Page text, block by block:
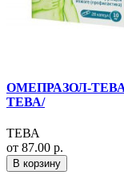
ОМЕПРАЗОЛ-
ТЕВА/
ТЕВА
от 87.00 р.
В корзину